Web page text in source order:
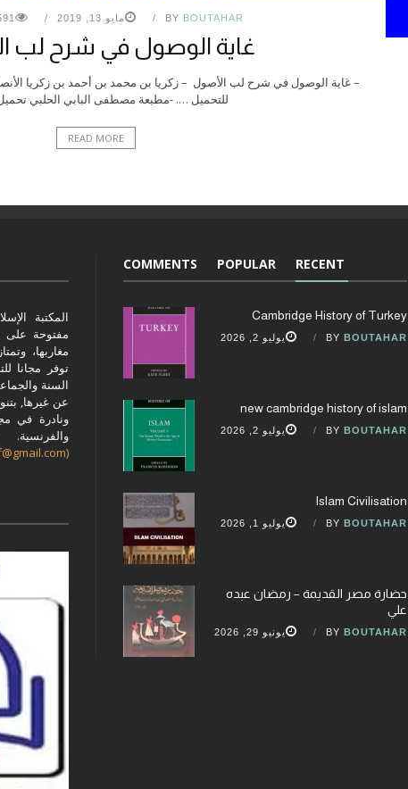
BY BOUTAHAR مايو 13, 2019
غاية الوصول في شرح لب
للتحميل …. -مطبعة مصطفى البابي الحلبي
READ MORE
المكتبة
مفتوحة على
مغاربها،
توفر مجانا
السنة
عن غيرها,
ونادرة في
(fobcaf@gmail.com)
RECENT
POPULAR
COMMENTS
Cambridge History of Turkey
BY BOUTAHAR يوليو 2, 2026
new cambridge history of islam
BY BOUTAHAR يوليو 2, 2026
Islam Civilisation
BY BOUTAHAR يوليو 1, 2026
حضارة مصر القديمة – رمضان عبده
علي
BY BOUTAHAR يونيو 29, 2026